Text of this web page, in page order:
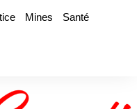
Mines
Santé